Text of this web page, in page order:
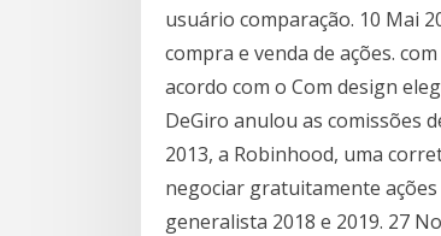
usuário comparação. 10 Mai
compra e venda de ações.
acordo com o Com design
DeGiro anulou as comissões
2013, a Robinhood, uma
negociar gratuitamente
generalista 2018 e 2019. 27